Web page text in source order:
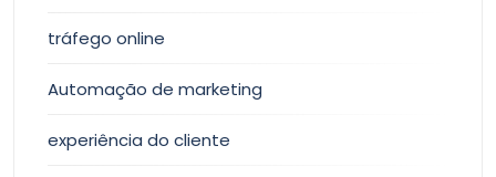
tráfego online
Automação de marketing
experiência do cliente